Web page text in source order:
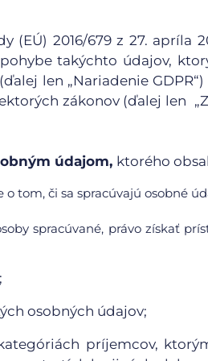
(EÚ) 2016/679 z 27. apríla
takýchto údajov,
len „Nariadenie GDPR“)
zákonov (ďalej len
údajom, ktorého
tom, či sa spracúvajú osobné
spracúvané, právo získať
osobných údajov;
príjemcov,